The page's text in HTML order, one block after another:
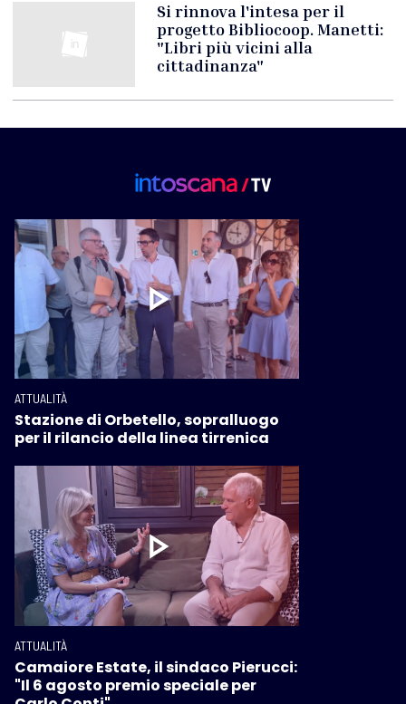
Si rinnova l'intesa per il
progetto Bibliocoop. Manetti:
"Libri più vicini alla
cittadinanza"
ATTUALITÀ
Stazione di Orbetello, sopralluogo
per il rilancio della linea tirrenica
ATTUALITÀ
Camaiore Estate, il sindaco Pierucci:
"Il 6 agosto premio speciale per